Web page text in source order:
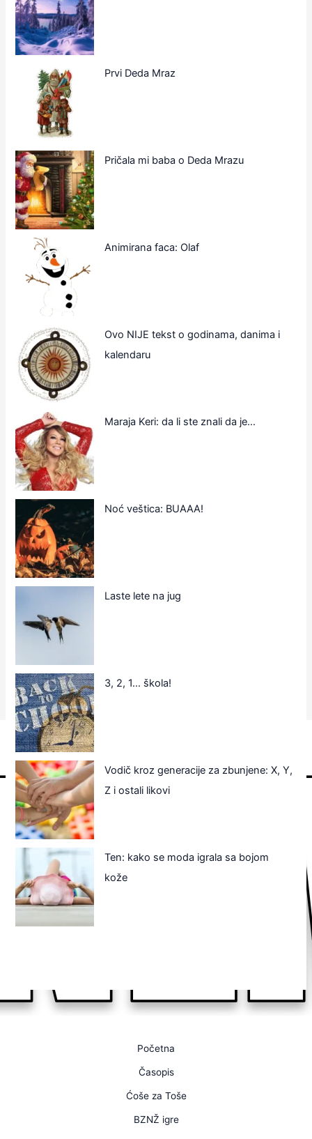
Prvi Deda Mraz
Pričala mi baba o Deda Mrazu
Animirana faca: Olaf
Ovo NIJE tekst o godinama, danima i
kalendaru
Maraja Keri: da li ste znali da je…
Noć veštica: BUAAA!
Laste lete na jug
3, 2, 1… škola!
Vodič kroz generacije za zbunjene: X, Y,
Z i ostali likovi
Ten: kako se moda igrala sa bojom
kože
Početna
Časopis
Ćoše za Toše
BZNŽ igre